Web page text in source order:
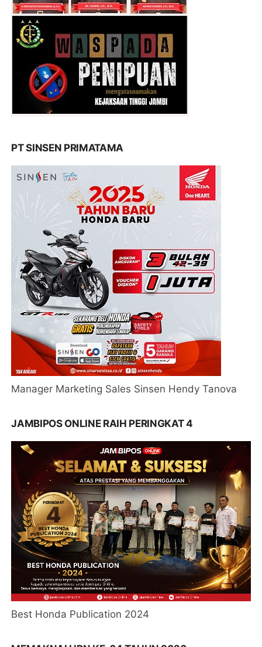
PT SINSEN PRIMATAMA
Manager Marketing Sales Sinsen Hendy Tanova
JAMBIPOS ONLINE RAIH PERINGKAT 4
Best Honda Publication 2024